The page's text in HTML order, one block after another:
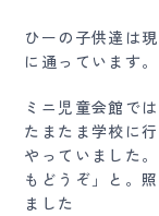
ひーの子供達は
に通っています。
ミニ児童会館で
たまたま学校に
やっていました
もどうぞ」と。
ました